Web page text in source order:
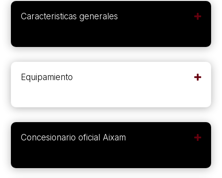
Caracteristicas generales
Equipamiento
Concesionario oficial Aixam